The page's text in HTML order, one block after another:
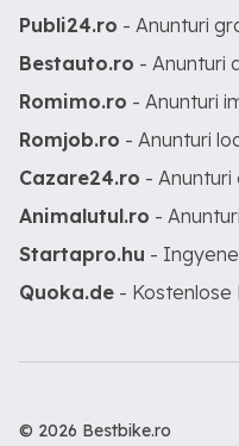
Publi24.ro - Anunturi
Bestauto.ro - Anunturi
Romimo.ro - Anunturi
Romjob.ro - Anunturi
Cazare24.ro -
Animalutul.ro -
Startapro.hu -
Quoka.de - Kostenlose
© 2026 Bestbike.ro